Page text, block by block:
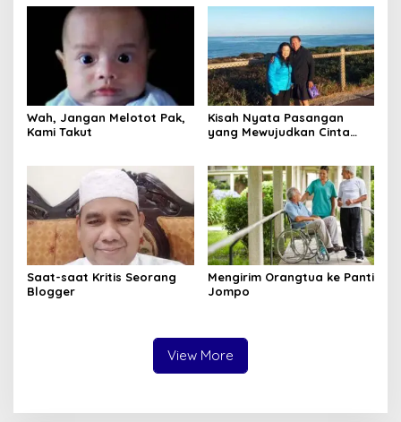
Wah, Jangan Melotot Pak,
Kami Takut
Kisah Nyata Pasangan
yang Mewujudkan Cinta
Saat-saat Kritis Seorang
Blogger
Mengirim Orangtua ke Panti
Jompo
View More